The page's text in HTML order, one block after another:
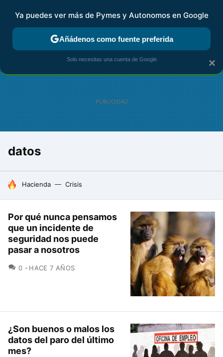
FISCALIDAD Y CONTABILIDAD KIT DIGITAL RENTA
datos
HOY SE HABLA DE
Hacienda Crisis
Por qué nunca pensamos
que un incidente de
seguridad nos puede
pasar a nosotros
0 COMENTARIOS
HACE 7 AÑOS
¿Son buenos o malos los
datos del paro del último
mes?
×
Ya puedes ver más de Pymes y Autonomos en Google
Añádenos como fuente preferida
Solo necesitas una cuenta de Google